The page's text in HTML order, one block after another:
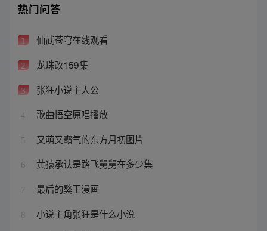
热门问答
1 仙武苍穹在线观看
2 龙珠改159集
3 张狂小说主人公
4 歌曲悟空原唱播放
5 又萌又霸气的东方月初图片
6 黄猿承认是路飞舅舅在多少集
7 最后的獒王漫画
8 小说主角张狂是什么小说